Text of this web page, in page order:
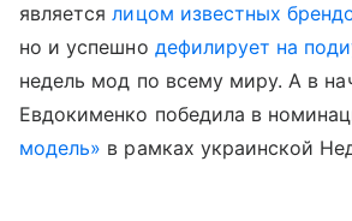
являетсялицом известных
но и успешно дефилирует на
недель мод по всему миру. А в
Евдокименко победила в
модель» в рамках украинской